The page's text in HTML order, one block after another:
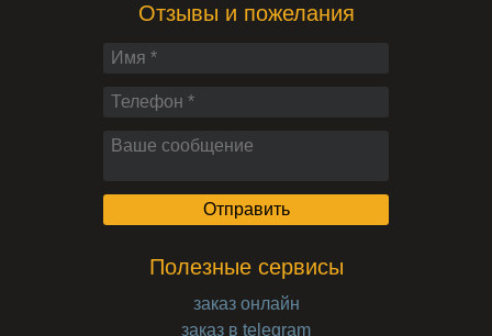
Отзывы и пожелания
Полезные сервисы
заказ онлайн
заказ в telegram